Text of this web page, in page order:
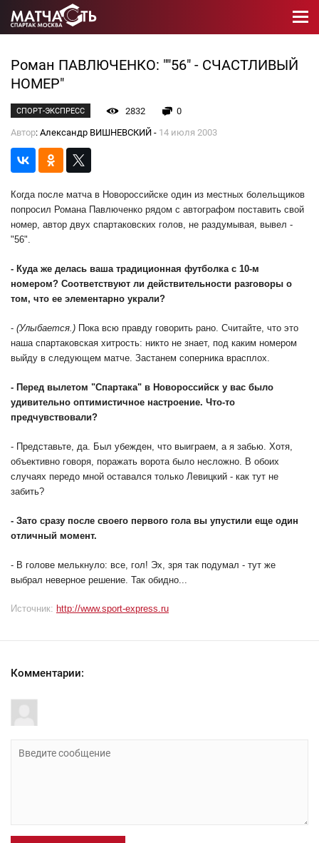
Роман ПАВЛЮЧЕНКО: ""56" - СЧАСТЛИВЫЙ
НОМЕР"
СПОРТ-ЭКСПРЕСС 2832
0
Автор: Александр ВИШНЕВСКИЙ - 14 июля 2003
Когда после матча в Новороссийске один из местных болельщиков
попросил Романа Павлюченко рядом с автографом поставить свой
номер, автор двух спартаковских голов, не раздумывая, вывел -
"56".
- Куда же делась ваша традиционная футболка с 10-м
номером? Соответствуют ли действительности разговоры о
том, что ее элементарно украли?
- (Улыбается.) Пока всю правду говорить рано. Считайте, что это
наша спартаковская хитрость: никто не знает, под каким номером
выйду в следующем матче. Застанем соперника врасплох.
- Перед вылетом "Спартака" в Новороссийск у вас было
удивительно оптимистичное настроение. Что-то
предчувствовали?
- Представьте, да. Был убежден, что выиграем, а я забью. Хотя,
объективно говоря, поражать ворота было несложно. В обоих
случаях передо мной оставался только Левицкий - как тут не
забить?
- Зато сразу после своего первого гола вы упустили еще один
отличный момент.
- В голове мелькнуло: все, гол! Эх, зря так подумал - тут же
выбрал неверное решение. Так обидно...
Источник: http://www.sport-express.ru
Комментарии: